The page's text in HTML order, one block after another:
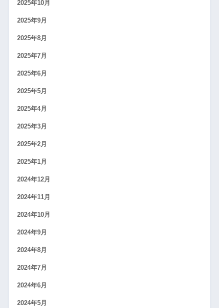
2025年10月
2025年9月
2025年8月
2025年7月
2025年6月
2025年5月
2025年4月
2025年3月
2025年2月
2025年1月
2024年12月
2024年11月
2024年10月
2024年9月
2024年8月
2024年7月
2024年6月
2024年5月